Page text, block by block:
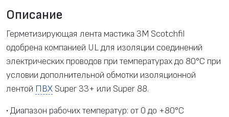
о
в
а
р
а
Г
р
Описание
Герметизирующая лента мастика 3М Scotchfil
одобрена компанией UL для изоляции соединений
электрических проводов при температурах до 80°C при
условии дополнительной обмотки изоляционной
лентой ПВХ Super 33+ или Super 88.
• Диапазон рабочих температур: от 0 до +80°C